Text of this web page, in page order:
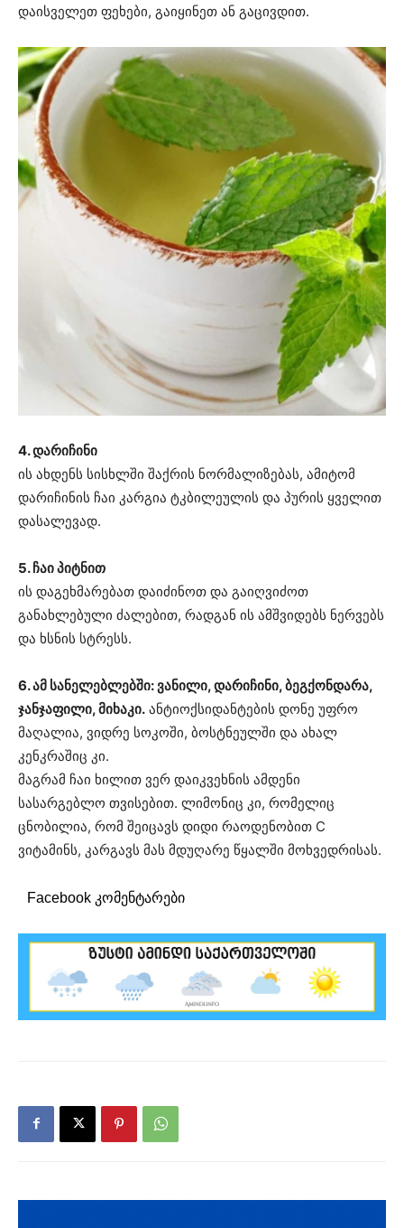
დაისველეთ ფეხები, გაიყინეთ ან გაცივდით.
4. დარიჩინი
ის ახდენს სისხლში შაქრის ნორმალიზებას, ამიტომ
დარიჩინის ჩაი კარგია ტკბილეულის და პურის ყველით
დასალევად.
5. ჩაი პიტნით
ის დაგეხმარებათ დაიძინოთ და გაიღვიძოთ
განახლებული ძალებით, რადგან ის ამშვიდებს ნერვებს
და ხსნის სტრესს.
6. ამ სანელებლებში: ვანილი, დარიჩინი, ბეგქონდარა,
ჯანჯაფილი, მიხაკი. ანტიოქსიდანტების დონე უფრო
მაღალია, ვიდრე სოკოში, ბოსტნეულში და ახალ
კენკრაშიც კი.
მაგრამ ჩაი ხილით ვერ დაიკვეხნის ამდენი
სასარგებლო თვისებით. ლიმონიც კი, რომელიც
ცნობილია, რომ შეიცავს დიდი რაოდენობით C
ვიტამინს, კარგავს მას მდუღარე წყალში მოხვედრისას.
Facebook კომენტარები